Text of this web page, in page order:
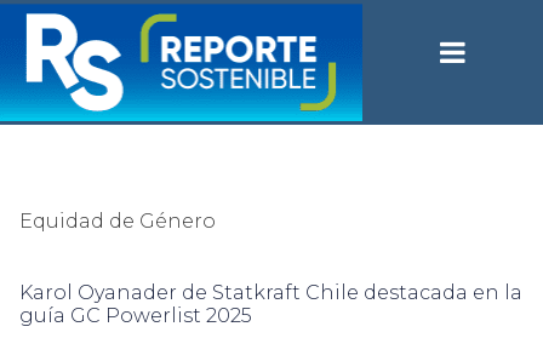
Equidad de Género
Karol Oyanader de Statkraft Chile destacada en la
guía GC Powerlist 2025